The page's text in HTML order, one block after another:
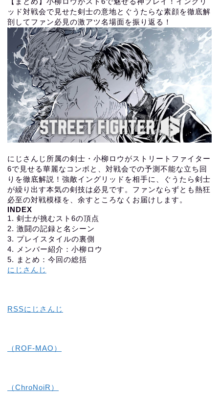
ッド対戦会で見せた剣士の意地とぐうたらな素顔を徹底解
剖してファン必見の激アツ名場面を振り返る！
にじさんじ所属の剣士・小柳ロウがストリートファイター
6で見せる華麗なコンボと、対戦会での予測不能な立ち回
りを徹底解説！強敵イングリッドを相手に、ぐうたら剣士
が繰り出す本気の剣技は必見です。ファンならずとも熱狂
必至の対戦模様を、余すところなくお届けします。
INDEX
1. 剣士が挑むスト6の頂点
2. 激闘の記録と名シーン
3. プレイスタイルの裏側
4. メンバー紹介：小柳ロウ
5. まとめ：今回の総括
にじさんじ
RSSにじさんじ
（ROF-MAO）
（ChroNoiR）